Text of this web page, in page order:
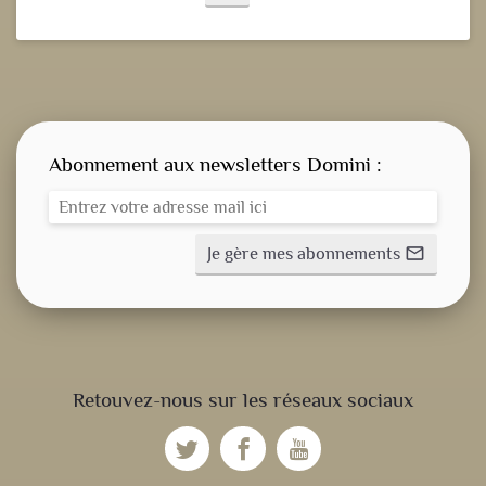
Retouvez-nous sur les réseaux sociaux
Abonnement aux newsletters Domini :
Je gère mes abonnements mail_outline